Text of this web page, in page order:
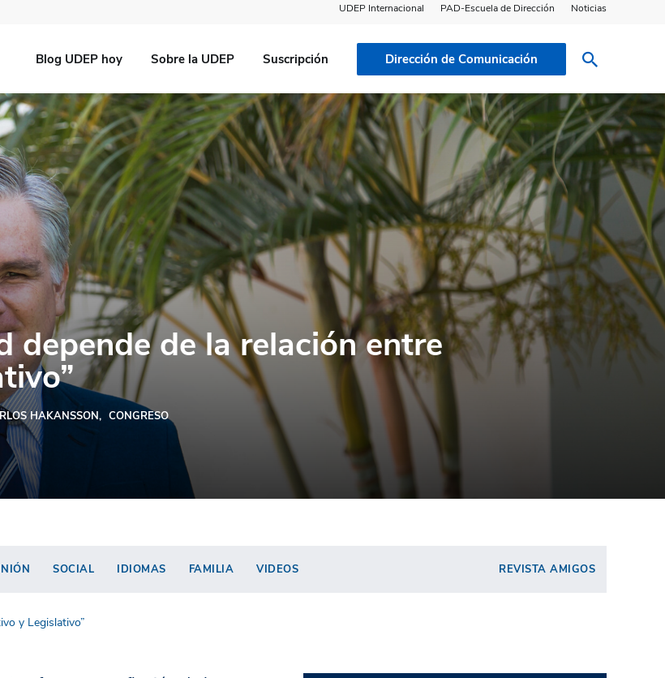
UDEP Internacional PAD-Escuela de Dirección Noticias
Blog UDEP hoy Sobre la UDEP Suscripción Dirección de Comunicación
depende de la relación entre
HAKANSSON CONGRESO
SOCIAL IDIOMAS FAMILIA VIDEOS REVISTA AMIGOS
y Legislativo”